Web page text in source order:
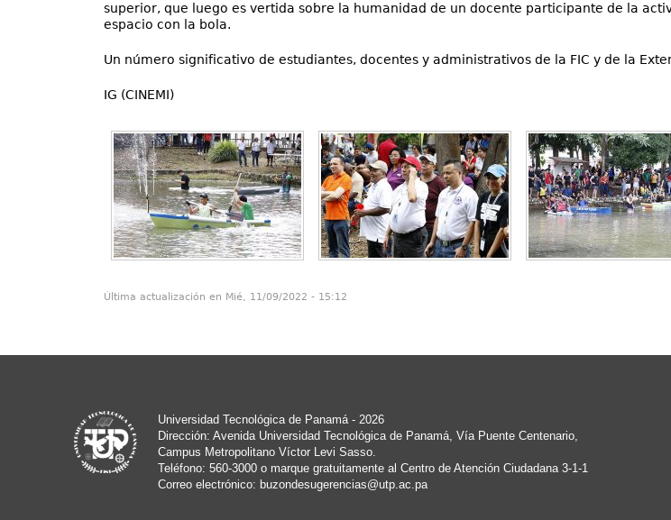
superior, que luego es vertida sobre la humanidad de un docente participante de la
espacio con la bola.
Un número significativo de estudiantes, docentes y administrativos de la FIC y de la
IG (CINEMI)
Última actualización en Mié, 11/09/2022 - 15:12
Universidad Tecnológica de Panamá - 2026
Dirección: Avenida Universidad Tecnológica de Panamá, Vía Puente Centenario,
Campus Metropolitano Víctor Levi Sasso.
Teléfono: 560-3000 o marque gratuitamente al Centro de Atención Ciudadana 3-1-1
Correo electrónico: buzondesugerencias@utp.ac.pa